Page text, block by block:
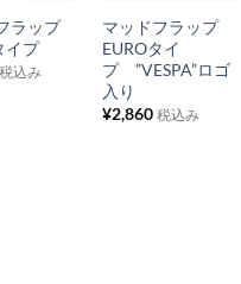
入
り
ラップ
イプ
税込み
入
り
ス
マッドフラップ
EUROタイ
プ ”VESPA”ロゴ
入り
¥2,860 税込み